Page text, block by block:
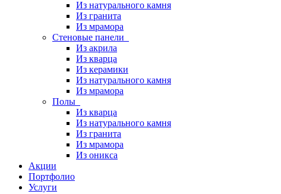
Из натурального камня
Из гранита
Из мрамора
Стеновые панели
Из акрила
Из кварца
Из керамики
Из натурального камня
Из мрамора
Полы
Из кварца
Из натурального камня
Из гранита
Из мрамора
Из оникса
Акции
Портфолио
Услуги